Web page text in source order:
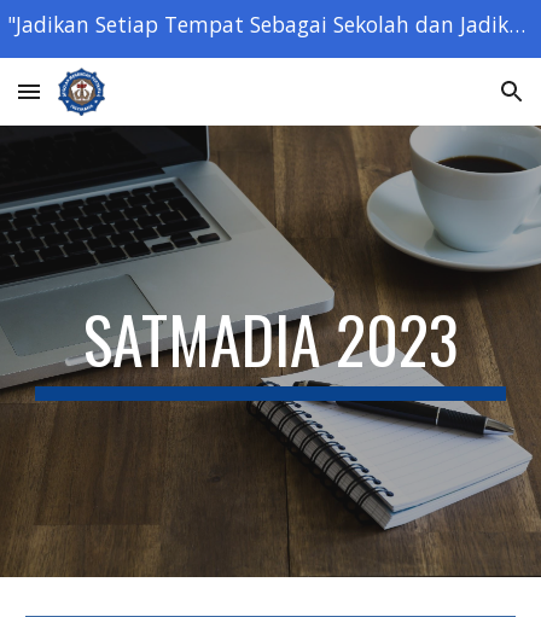
Skip to main content Skip to navigation
"Jadikan Setiap Tempat Sebagai Sekolah dan Jadikan Setiap Orang Sebagai Guru" - Ki Hajar Dewantara -
SATMADIA 2023